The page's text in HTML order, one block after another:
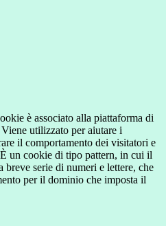
è associato alla piattaforma di
utilizzato per aiutare i
il comportamento dei visitatori e
un cookie di tipo pattern, in cui il
breve serie di numeri e lettere, che
per il dominio che imposta il